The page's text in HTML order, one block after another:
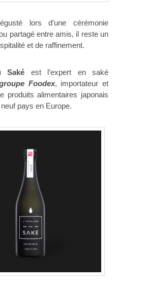
lors d’une cérémonie
partagé entre amis, il reste un
et de raffinement.
Saké est l’expert en saké
Foodex, importateur et
produits alimentaires japonais
pays en Europe.